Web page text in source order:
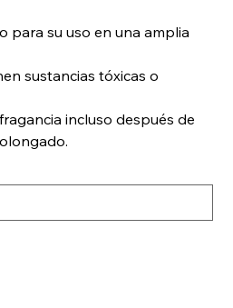
para su uso en una amplia
sustancias tóxicas o
incluso después de